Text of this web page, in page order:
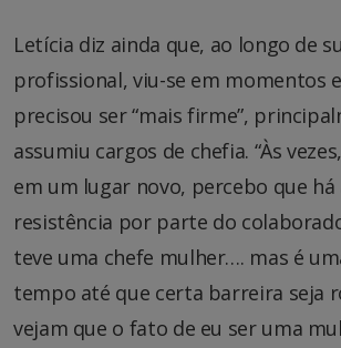
Letícia diz ainda que, ao longo de
profissional, viu-se em momentos
precisou ser “mais firme”,
assumiu cargos de chefia. “Às
em um lugar novo, percebo que há
resistência por parte do
teve uma chefe mulher…. mas é
tempo até que certa barreira seja
vejam que o fato de eu ser uma